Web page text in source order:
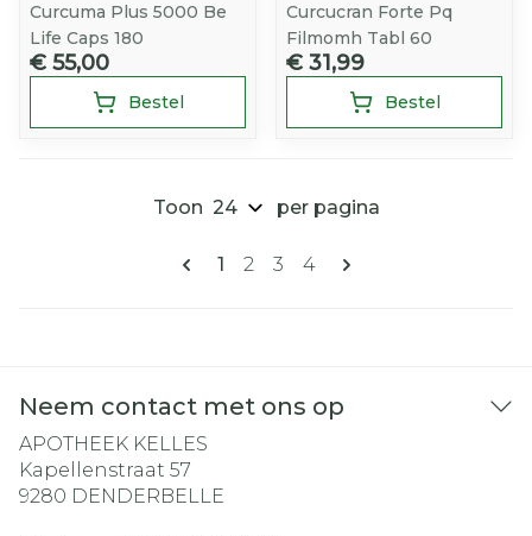
Curcuma Plus 5000 Be
Life Caps 180
€ 55,00
Bestel
Curcucran Forte Pq
Filmomh Tabl 60
€ 31,99
Bestel
Pagina's
U lees momenteel pagina
1 Pagina
2 Pagina
3 Pagina
4
Toon per pagina
Neem contact met ons op
APOTHEEK KELLES
Kapellenstraat 57
9280 DENDERBELLE